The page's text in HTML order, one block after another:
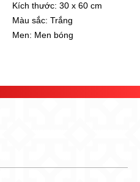
Kích thước: 30 x 60 cm
Màu sắc: Trắng
Men: Men bóng